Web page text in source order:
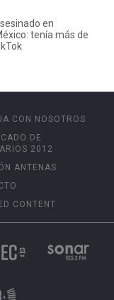
en
tenía más de
CON NOSOTROS
DE
2012
ANTENAS
CONTENT